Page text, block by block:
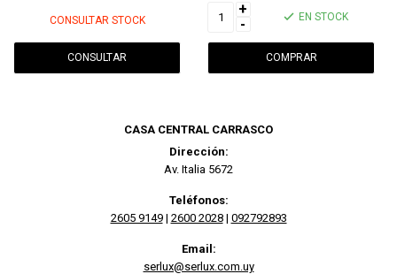
CONSULTAR STOCK
CONSULTAR
+
-
EN STOCK
CASA CENTRAL CARRASCO
Dirección:
Av. Italia 5672
Teléfonos:
2605 9149| 2600 2028| 092792893
Email:
serlux@serlux.com.uy